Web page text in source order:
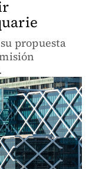
propuesta